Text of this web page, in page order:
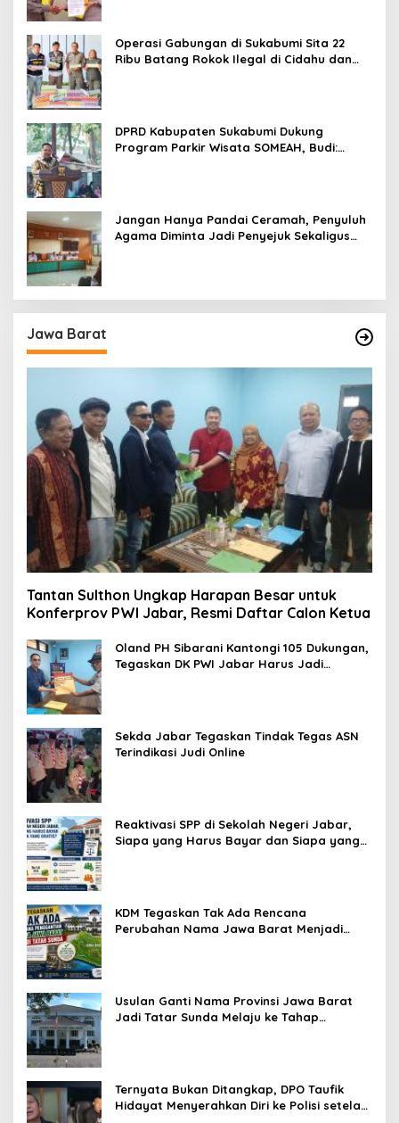
Operasi Gabungan di Sukabumi Sita 22
Ribu Batang Rokok Ilegal di Cidahu dan
DPRD Kabupaten Sukabumi Dukung
Program Parkir Wisata SOMEAH, Budi:
Jangan Hanya Pandai Ceramah, Penyuluh
Agama Diminta Jadi Penyejuk Sekaligus
Jawa Barat
Tantan Sulthon Ungkap Harapan Besar untuk
Konferprov PWI Jabar, Resmi Daftar Calon Ketua
Oland PH Sibarani Kantongi 105 Dukungan,
Tegaskan DK PWI Jabar Harus Jadi
Sekda Jabar Tegaskan Tindak Tegas ASN
Terindikasi Judi Online
Reaktivasi SPP di Sekolah Negeri Jabar,
Siapa yang Harus Bayar dan Siapa yang
KDM Tegaskan Tak Ada Rencana
Perubahan Nama Jawa Barat Menjadi
Usulan Ganti Nama Provinsi Jawa Barat
Jadi Tatar Sunda Melaju ke Tahap
Ternyata Bukan Ditangkap, DPO Taufik
Hidayat Menyerahkan Diri ke Polisi setelah